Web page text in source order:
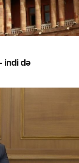
indi də